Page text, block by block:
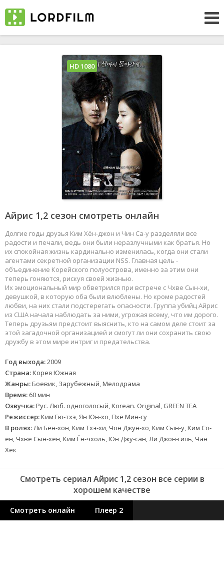
Айрис 1,2 сезон смотреть онлайн
Долгие годы друзья Ким Хён-джон и Чин Са-у разделяли все
радости и печали, ведь они были неразлучными как братья. Но
их спокойная жизнь кардинально изменилась, когда они стали
агентами секретной организации NSS. Главная цель -
объединение Корейского полуострова, именно за этим они
теперь гоняются, рискуя своей жизнью.
Их эмоциональный мир обветрился при встрече с Чхве Сын-хи,
девушкой, в которую оба были влюблены. Но кроме радостей
любви, на них стали подстерегать опасности. Группа убийц Айрис
из США начала наблюдать за ними, угрожая всему, что им дорого.
Теперь друзьям предстоит выяснить, кто на самом деле стоит за
этой загадочной организацией и смогут ли они сохранить свою
дружбу в этом мире интриг и предательства.
Год выхода:2009
Страна:Корея Южная
Жанры:Боевик, Зарубежный, Мелодрама
Время: 60 мин
Озвучка:Рус. Люб. одноголосый, Korean. Original, GREEN TEA
Режиссер:Ким Гю-тхэ, Ян Юн-хо, Пхё Мин-су
В ролях: Ли Бён-хон, Ким Тхэ-хи, Чон Джун-хо, Ким Сын-у, Ким Со-
ён, Чхве Сын-хён, Ким Ён-чхоль, Юн Джу-сан, Ли Джон-гиль, Чан
Хёк
HD 1080
Смотреть сериал Айрис 1,2 сезон все серии в
хорошем качестве
Смотреть онлайн Плеер 2